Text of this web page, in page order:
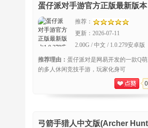
蛋仔派对手游官方正版最新版本
推荐：
更新： 2026-07-11
2.00G / 中文 / 1.0.279安卓版
推荐理由： 蛋仔派对是网易开发的一款Q
的多人休闲竞技手游，玩家化身可
0
弓箭手猎人中文版(Archer